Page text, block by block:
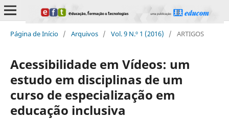
Página de Início / Arquivos / Vol. 9 N.º 1 (2016) / ARTIGOS
Acessibilidade em Vídeos: um
estudo em disciplinas de um
curso de especialização em
educação inclusiva